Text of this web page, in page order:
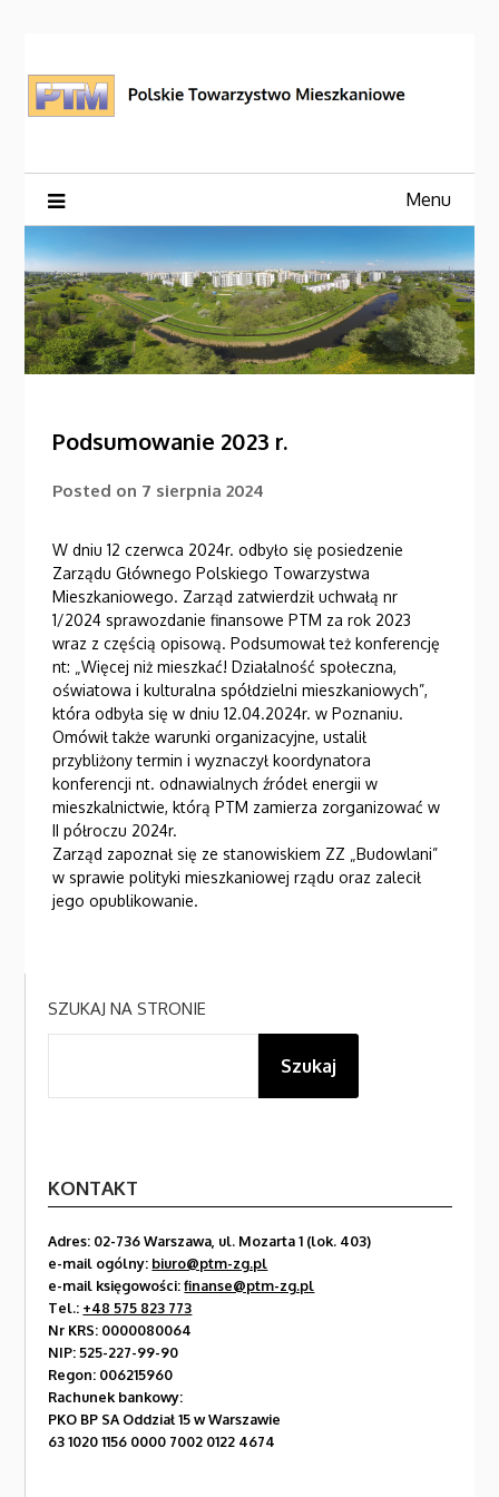
content
Menu
Podsumowanie 2023 r.
Posted on 7 sierpnia 2024
W dniu 12 czerwca 2024r. odbyło się posiedzenie
Zarządu Głównego Polskiego Towarzystwa
Mieszkaniowego. Zarząd zatwierdził uchwałą nr
1/2024 sprawozdanie finansowe PTM za rok 2023
wraz z częścią opisową. Podsumował też konferencję
nt: „Więcej niż mieszkać! Działalność społeczna,
oświatowa i kulturalna spółdzielni mieszkaniowych”,
która odbyła się w dniu 12.04.2024r. w Poznaniu.
Omówił także warunki organizacyjne, ustalił
przybliżony termin i wyznaczył koordynatora
konferencji nt. odnawialnych źródeł energii w
mieszkalnictwie, którą PTM zamierza zorganizować w
II półroczu 2024r.
Zarząd zapoznał się ze stanowiskiem ZZ „Budowlani”
w sprawie polityki mieszkaniowej rządu oraz zalecił
jego opublikowanie.
SZUKAJ NA STRONIE
Szukaj
KONTAKT
Adres: 02-736 Warszawa, ul. Mozarta 1 (lok. 403)
e-mail ogólny: biuro@ptm-zg.pl
e-mail księgowości:finanse@ptm-zg.pl
Tel.: +48 575 823 773
Nr KRS: 0000080064
NIP: 525-227-99-90
Regon: 006215960
Rachunek bankowy:
PKO BP SA Oddział 15 w Warszawie
63 1020 1156 0000 7002 0122 4674